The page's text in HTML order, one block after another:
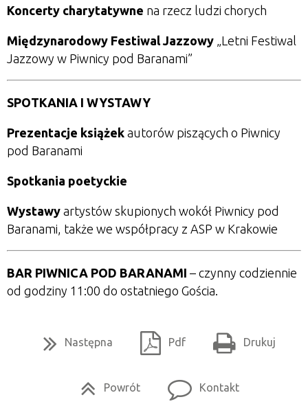
Koncerty charytatywne na rzecz ludzi chorych
Międzynarodowy Festiwal Jazzowy „Letni Festiwal
Jazzowy w Piwnicy pod Baranami”
SPOTKANIA I WYSTAWY
Prezentacje książek autorów piszących o Piwnicy
pod Baranami
Spotkania poetyckie
Wystawy artystów skupionych wokół Piwnicy pod
Baranami, także we współpracy z ASP w Krakowie
BAR PIWNICA POD BARANAMI – czynny codziennie
od godziny 11:00 do ostatniego Gościa.
Następna Pdf Drukuj
Powrót Kontakt